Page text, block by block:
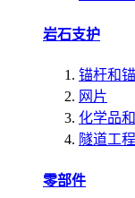
岩石支护
锚杆和
网片
化学品
隧道工
零部件